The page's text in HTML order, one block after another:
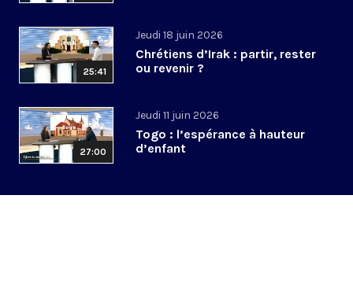
25:41
Jeudi 18 juin 2026
Chrétiens d’Irak : partir, rester
ou revenir ?
27:00
Jeudi 11 juin 2026
Togo : l’espérance à hauteur
d’enfant